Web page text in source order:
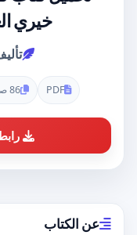
خيري
PDF 86 صفحة
عن الكتاب